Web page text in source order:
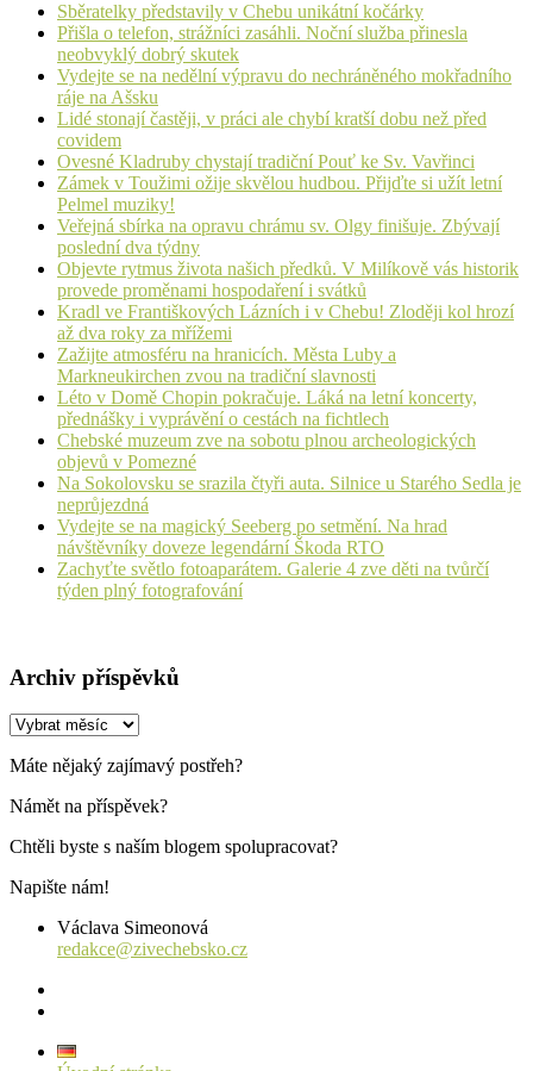
Sběratelky představily v Chebu unikátní kočárky
Přišla o telefon, strážníci zasáhli. Noční služba přinesla
neobvyklý dobrý skutek
Vydejte se na nedělní výpravu do nechráněného mokřadního
ráje na Ašsku
Lidé stonají častěji, v práci ale chybí kratší dobu než před
covidem
Ovesné Kladruby chystají tradiční Pouť ke Sv. Vavřinci
Zámek v Toužimi ožije skvělou hudbou. Přijďte si užít letní
Pelmel muziky!
Veřejná sbírka na opravu chrámu sv. Olgy finišuje. Zbývají
poslední dva týdny
Objevte rytmus života našich předků. V Milíkově vás historik
provede proměnami hospodaření i svátků
Kradl ve Františkových Lázních i v Chebu! Zloději kol hrozí
až dva roky za mřížemi
Zažijte atmosféru na hranicích. Města Luby a
Markneukirchen zvou na tradiční slavnosti
Léto v Domě Chopin pokračuje. Láká na letní koncerty,
přednášky i vyprávění o cestách na fichtlech
Chebské muzeum zve na sobotu plnou archeologických
objevů v Pomezné
Na Sokolovsku se srazila čtyři auta. Silnice u Starého Sedla je
neprůjezdná
Vydejte se na magický Seeberg po setmění. Na hrad
návštěvníky doveze legendární Škoda RTO
Zachyťte světlo fotoaparátem. Galerie 4 zve děti na tvůrčí
týden plný fotografování
Archiv příspěvků
Archiv
Máte nějaký zajímavý postřeh?
Námět na příspěvek?
Chtěli byste s naším blogem spolupracovat?
Napište nám!
Václava Simeonová
redakce@zivechebsko.cz